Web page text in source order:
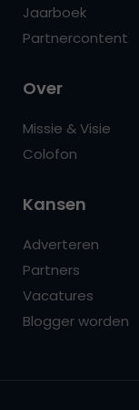
Jaarboek
Partnercontent
Over
Missie & Visie
Colofon
Kansen
Adverteren
Partners
Vacatures
Blogger worden